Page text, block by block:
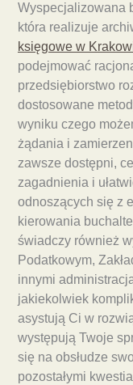
Wyspecjalizowana
która realizuje
księgowe w
podejmować
przedsiębiorstwo
dostosowane
wyniku czego
żądania i
zawsze dostępni,
zagadnienia i
odnoszących się z
kierowania
świadczy również
Podatkowym,
innymi
jakiekolwiek
asystują Ci w
występują Twoje
się na obsłudze
pozostałymi